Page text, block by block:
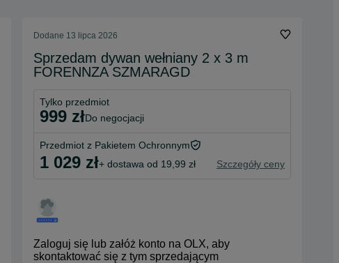
Dodane 13 lipca 2026
Sprzedam dywan wełniany 2 x 3 m
FORENNZA SZMARAGD
Tylko przedmiot
999 zł do negocjacji
Przedmiot z Pakietem Ochronnym
1 029 zł+ dostawa od 19,99 zł Szczegóły ceny
Zaloguj się lub załóż konto na OLX, aby
skontaktować się z tym sprzedającym